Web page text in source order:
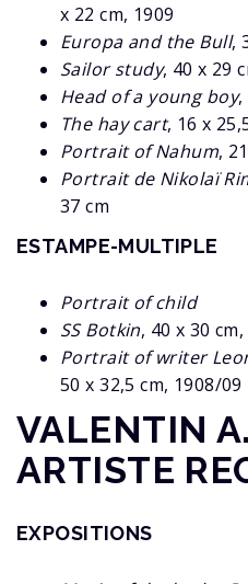
x 22 cm, 1909
Europa and the Bull,
Sailor study, 40 x 29
Head of a young boy,
The hay cart, 16 x
Portrait of Nahum,
Portrait de Nikolaï
37 cm
ESTAMPE-MULTIPLE
Portrait of child
SS Botkin, 40 x 30
Portrait of writer
50 x 32,5 cm, 1908/09
VALENTIN
ARTISTE
EXPOSITIONS